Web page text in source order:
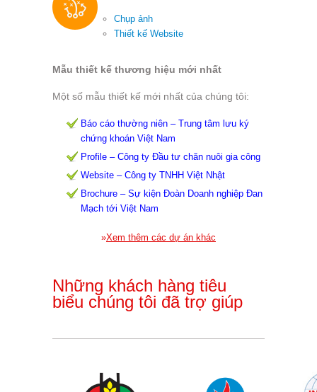
Chụp ảnh
Thiết kế Website
Mẫu thiết kế thương hiệu mới nhất
Một số mẫu thiết kế mới nhất của chúng tôi:
Báo cáo thường niên – Trung tâm lưu ký
chứng khoán Việt Nam
Profile – Công ty Đầu tư chăn nuôi gia công
Website – Công ty TNHH Việt Nhật
Brochure – Sự kiện Đoàn Doanh nghiệp Đan
Mạch tới Việt Nam
»Xem thêm các dự án khác
Những khách hàng tiêu
biểu chúng tôi đã trợ giúp